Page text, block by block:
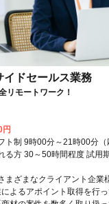
イドセールス業務
リモートワーク！
円
ト制 9時00分～21時00分
る方 30～50時間程度 試用
まざまなクライアント企業
よるアポイント取得を行